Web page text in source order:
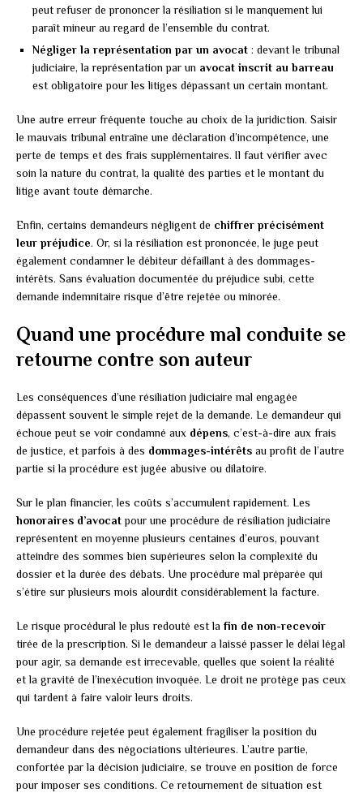
peut refuser de prononcer la résiliation si le manquement lui
paraît mineur au regard de l’ensemble du contrat.
Négliger la représentation par un avocat : devant le tribunal
judiciaire, la représentation par un avocat inscrit au barreau
est obligatoire pour les litiges dépassant un certain montant.
Une autre erreur fréquente touche au choix de la juridiction. Saisir
le mauvais tribunal entraîne une déclaration d’incompétence, une
perte de temps et des frais supplémentaires. Il faut vérifier avec
soin la nature du contrat, la qualité des parties et le montant du
litige avant toute démarche.
Enfin, certains demandeurs négligent de chiffrer précisément
leur préjudice. Or, si la résiliation est prononcée, le juge peut
également condamner le débiteur défaillant à des dommages-
intérêts. Sans évaluation documentée du préjudice subi, cette
demande indemnitaire risque d’être rejetée ou minorée.
Quand une procédure mal conduite se
retourne contre son auteur
Les conséquences d’une résiliation judiciaire mal engagée
dépassent souvent le simple rejet de la demande. Le demandeur qui
échoue peut se voir condamné aux dépens, c’est-à-dire aux frais
de justice, et parfois à des dommages-intérêts au profit de l’autre
partie si la procédure est jugée abusive ou dilatoire.
Sur le plan financier, les coûts s’accumulent rapidement. Les
honoraires d’avocatpour une procédure de résiliation judiciaire
représentent en moyenne plusieurs centaines d’euros, pouvant
atteindre des sommes bien supérieures selon la complexité du
dossier et la durée des débats. Une procédure mal préparée qui
s’étire sur plusieurs mois alourdit considérablement la facture.
Le risque procédural le plus redouté est la fin de non-recevoir
tirée de la prescription. Si le demandeur a laissé passer le délai légal
pour agir, sa demande est irrecevable, quelles que soient la réalité
et la gravité de l’inexécution invoquée. Le droit ne protège pas ceux
qui tardent à faire valoir leurs droits.
Une procédure rejetée peut également fragiliser la position du
demandeur dans des négociations ultérieures. L’autre partie,
confortée par la décision judiciaire, se trouve en position de force
pour imposer ses conditions. Ce retournement de situation est